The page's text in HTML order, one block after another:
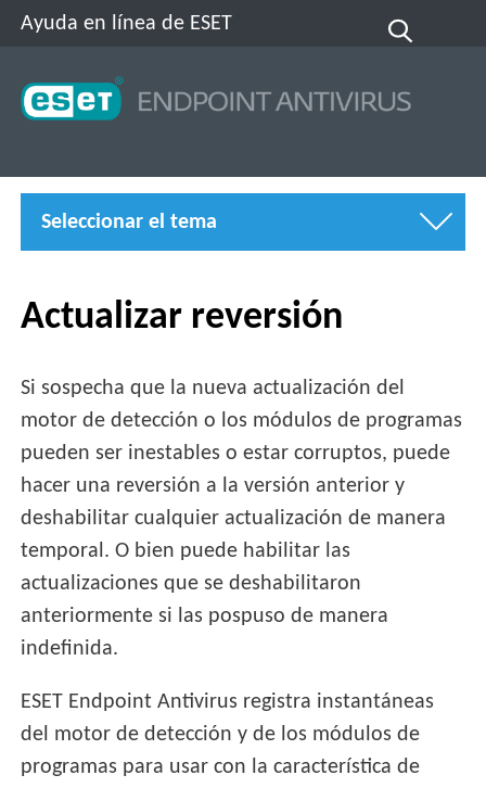
Ayuda en línea de ESET
Seleccionar el tema
Actualizar reversión
Si sospecha que la nueva actualización del
motor de detección o los módulos de programas
pueden ser inestables o estar corruptos, puede
hacer una reversión a la versión anterior y
deshabilitar cualquier actualización de manera
temporal. O bien puede habilitar las
actualizaciones que se deshabilitaron
anteriormente si las pospuso de manera
indefinida.
ESET Endpoint Antivirus registra instantáneas
del motor de detección y de los módulos de
programas para usar con la característica de